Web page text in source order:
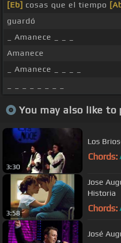
[Eb] cosas que el tiempo
guardó
_ Amanece _ _ _
Amanece
_ Amanece _ _ _ _
You may also like to
3:30
Los
Chords:
3:58
Jose
Historia
Chords: